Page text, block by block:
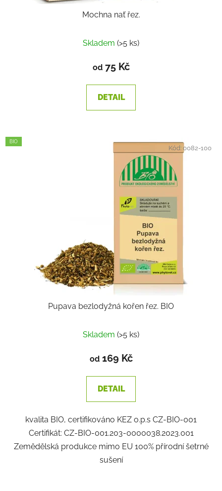
Mochna nať řez.
Skladem (>5 ks)
od75 Kč
DETAIL
BIO
Pupava bezlodyžná kořen řez. BIO
Skladem (>5 ks)
od169 Kč
DETAIL
kvalita BIO, certifikováno KEZ o.p.s CZ-BIO-001
Certifikát: CZ-BIO-001.203-0000038.2023.001
Zemědělská produkce mimo EU 100% přírodní šetrné
sušení
Kód:0082-100